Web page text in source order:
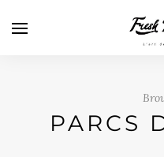
PARCS